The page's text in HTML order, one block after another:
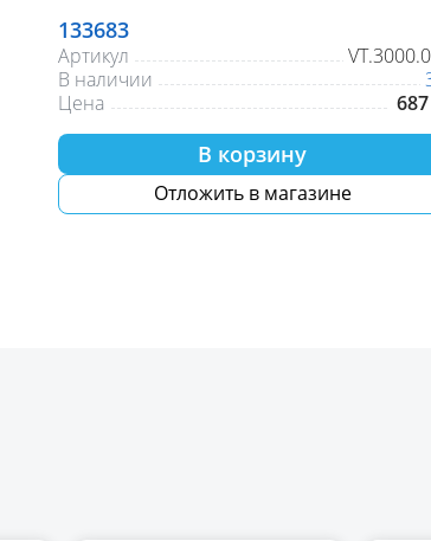
133683
Артикул
В наличии
Цена
В корзину
Отложить в магазине